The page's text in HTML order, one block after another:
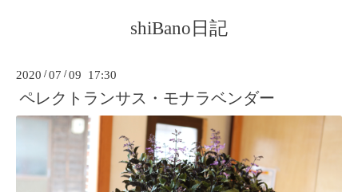
shiBano日記
2020 /07 /09 17:30
ペレクトランサス・モナラベンダー